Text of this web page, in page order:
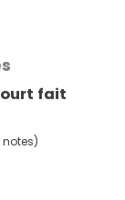
fait
notes)